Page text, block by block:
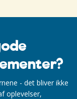
- det bliver ikke
oplevelser,